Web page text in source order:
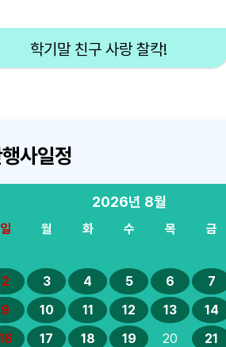
학기말 친구 사랑 찰칵!
사일정
2026년 8월
일 월 화 수 목 금
2
3 4 5 6 7
9
10 11 12 13 14
17 18 19 20 21